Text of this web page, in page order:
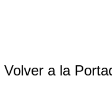
Volver a la